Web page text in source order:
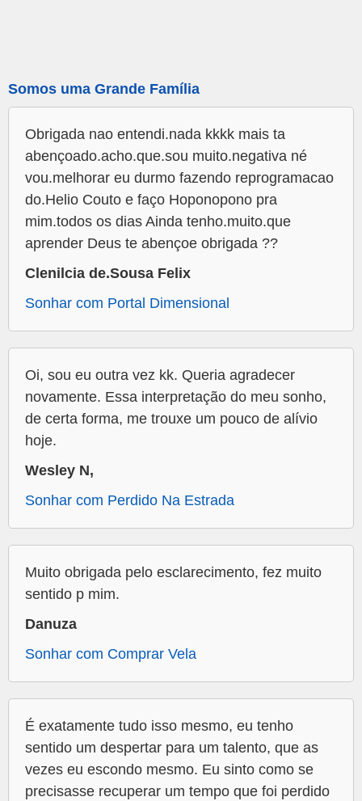
Somos uma Grande Família
Obrigada nao entendi.nada kkkk mais ta
abençoado.acho.que.sou muito.negativa né
vou.melhorar eu durmo fazendo reprogramacao
do.Helio Couto e faço Hoponopono pra
mim.todos os dias Ainda tenho.muito.que
aprender Deus te abençoe obrigada ??
Clenilcia de.Sousa Felix
Sonhar com Portal Dimensional
Oi, sou eu outra vez kk. Queria agradecer
novamente. Essa interpretação do meu sonho,
de certa forma, me trouxe um pouco de alívio
hoje.
Wesley N,
Sonhar com Perdido Na Estrada
Muito obrigada pelo esclarecimento, fez muito
sentido p mim.
Danuza
Sonhar com Comprar Vela
É exatamente tudo isso mesmo, eu tenho
sentido um despertar para um talento, que as
vezes eu escondo mesmo. Eu sinto como se
precisasse recuperar um tempo que foi perdido